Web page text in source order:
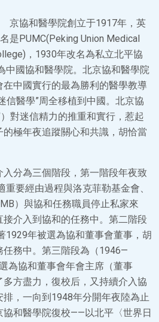
京協和醫學院創立于1917年，英
是PUMC(Peking Union Medical
，1930年改名為私立北平協
中國協和醫學院。北京協和醫學院
中國實行的最為勝利的醫學教導
信醫學”周全移植到中國。北京協
對迷信精力的推重和實行，惹起
極年夜追蹤關心和共識，胡恰當
分為三個階段，第一階段年夜致
要經由過程與洛克菲勒基金會、
）與協和任務職員停止私家來
介入到協和的任務中。第二階段
1929年被選為協和董事會董事，胡
務中。第三階段為（1946—
為協和董事會年會主席（董事
方盡力，復校后，又持續介入協
，一向到1948年分開年夜陸為止
協和醫學院復校——以北平〈世界日